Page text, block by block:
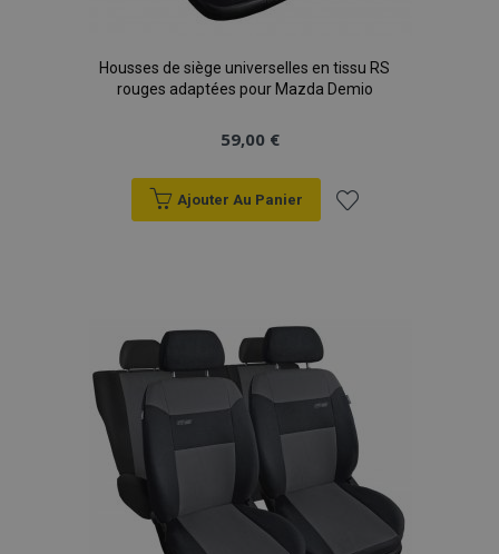
Housses de siège universelles en tissu RS
rouges adaptées pour Mazda Demio
59,00 €
Ajouter Au Panier
d'achats